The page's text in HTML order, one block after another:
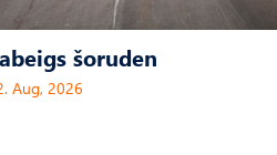
šoruden
Aug, 2026